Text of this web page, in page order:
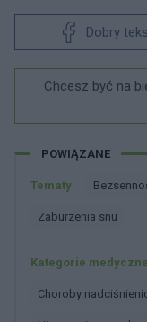
Dobry
Chcesz być na
POWIĄZANE
Tematy
Zaburzenia snu
Kategorie medyczne
Choroby